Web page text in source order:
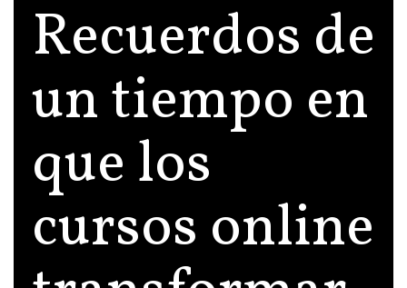
Recuerdos de
un tiempo en
que los
cursos online